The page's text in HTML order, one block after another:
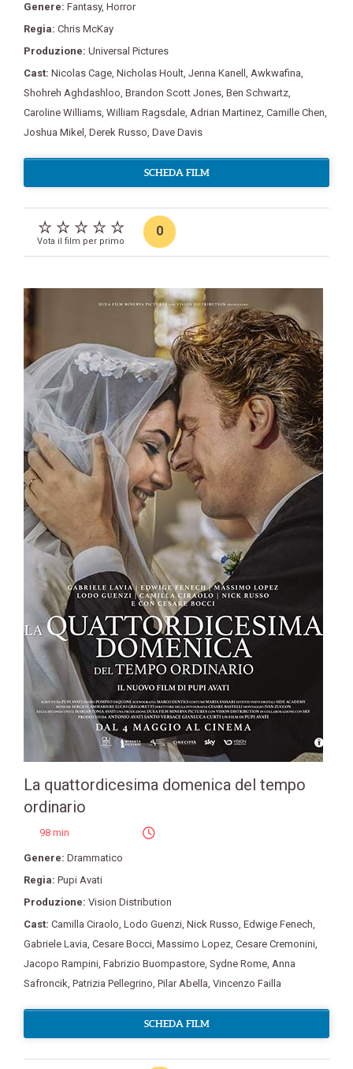
Genere: Fantasy, Horror
Regia: Chris McKay
Produzione: Universal Pictures
Cast: Nicolas Cage Nicholas Hoult Jenna Kanell Awkwafina
Shohreh Aghdashloo Brandon Scott Jones Ben Schwartz
Caroline Williams William Ragsdale Adrian Martinez Camille Chen
Joshua Mikel Derek Russo Dave Davis
SCHEDA FILM
Vota il film per primo
0
La quattordicesima domenica del tempo
ordinario
98 min
Genere: Drammatico
Regia: Pupi Avati
Produzione: Vision Distribution
Cast: Camilla Ciraolo, Lodo Guenzi, Nick Russo, Edwige Fenech,
Gabriele Lavia, Cesare Bocci, Massimo Lopez, Cesare Cremonini,
Jacopo Rampini, Fabrizio Buompastore, Sydne Rome, Anna
Safroncik, Patrizia Pellegrino, Pilar Abella, Vincenzo Failla
SCHEDA FILM